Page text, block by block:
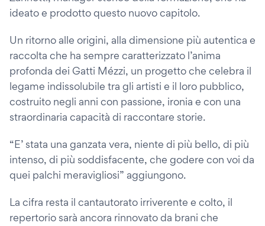
ideato e prodotto questo nuovo capitolo.
Un ritorno alle origini, alla dimensione più autentica e
raccolta che ha sempre caratterizzato l’anima
profonda dei Gatti Mézzi, un progetto che celebra il
legame indissolubile tra gli artisti e il loro pubblico,
costruito negli anni con passione, ironia e con una
straordinaria capacità di raccontare storie.
“E’ stata una ganzata vera, niente di più bello, di più
intenso, di più soddisfacente, che godere con voi da
quei palchi meravigliosi” aggiungono.
La cifra resta il cantautorato irriverente e colto, il
repertorio sarà ancora rinnovato da brani che